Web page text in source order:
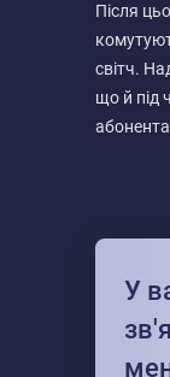
Після
світч.
що й під
У